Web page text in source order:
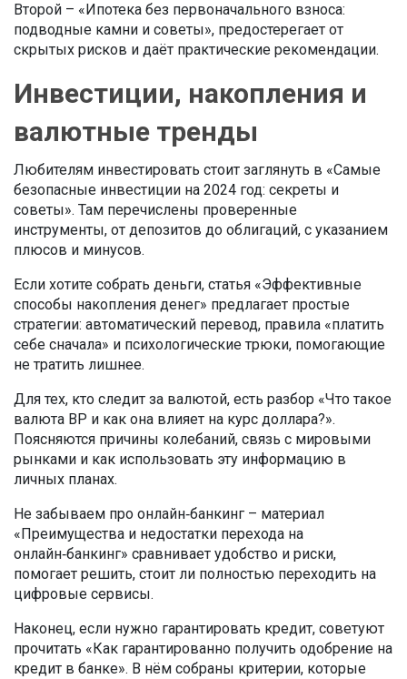
Второй – «Ипотека без первоначального взноса:
подводные камни и советы», предостерегает от
скрытых рисков и даёт практические рекомендации.
Инвестиции, накопления и
валютные тренды
Любителям инвестировать стоит заглянуть в «Самые
безопасные инвестиции на 2024 год: секреты и
советы». Там перечислены проверенные
инструменты, от депозитов до облигаций, с указанием
плюсов и минусов.
Если хотите собрать деньги, статья «Эффективные
способы накопления денег» предлагает простые
стратегии: автоматический перевод, правила «платить
себе сначала» и психологические трюки, помогающие
не тратить лишнее.
Для тех, кто следит за валютой, есть разбор «Что такое
валюта BP и как она влияет на курс доллара?».
Поясняются причины колебаний, связь с мировыми
рынками и как использовать эту информацию в
личных планах.
Не забываем про онлайн‑банкинг – материал
«Преимущества и недостатки перехода на
онлайн‑банкинг» сравнивает удобство и риски,
помогает решить, стоит ли полностью переходить на
цифровые сервисы.
Наконец, если нужно гарантировать кредит, советуют
прочитать «Как гарантированно получить одобрение на
кредит в банке». В нём собраны критерии, которые